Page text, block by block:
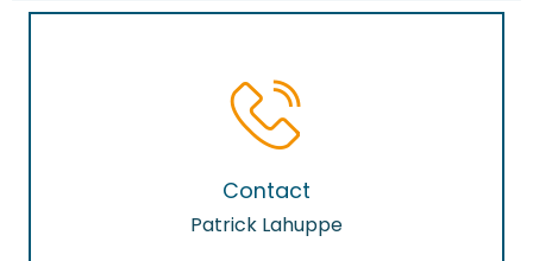
Contact
Patrick Lahuppe